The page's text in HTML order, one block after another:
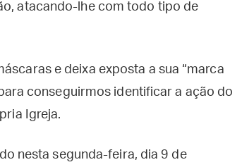
atacando-lhe com todo tipo de
e deixa exposta a sua “marca
conseguirmos identificar a ação do
Igreja.
nesta segunda-feira, dia 9 de